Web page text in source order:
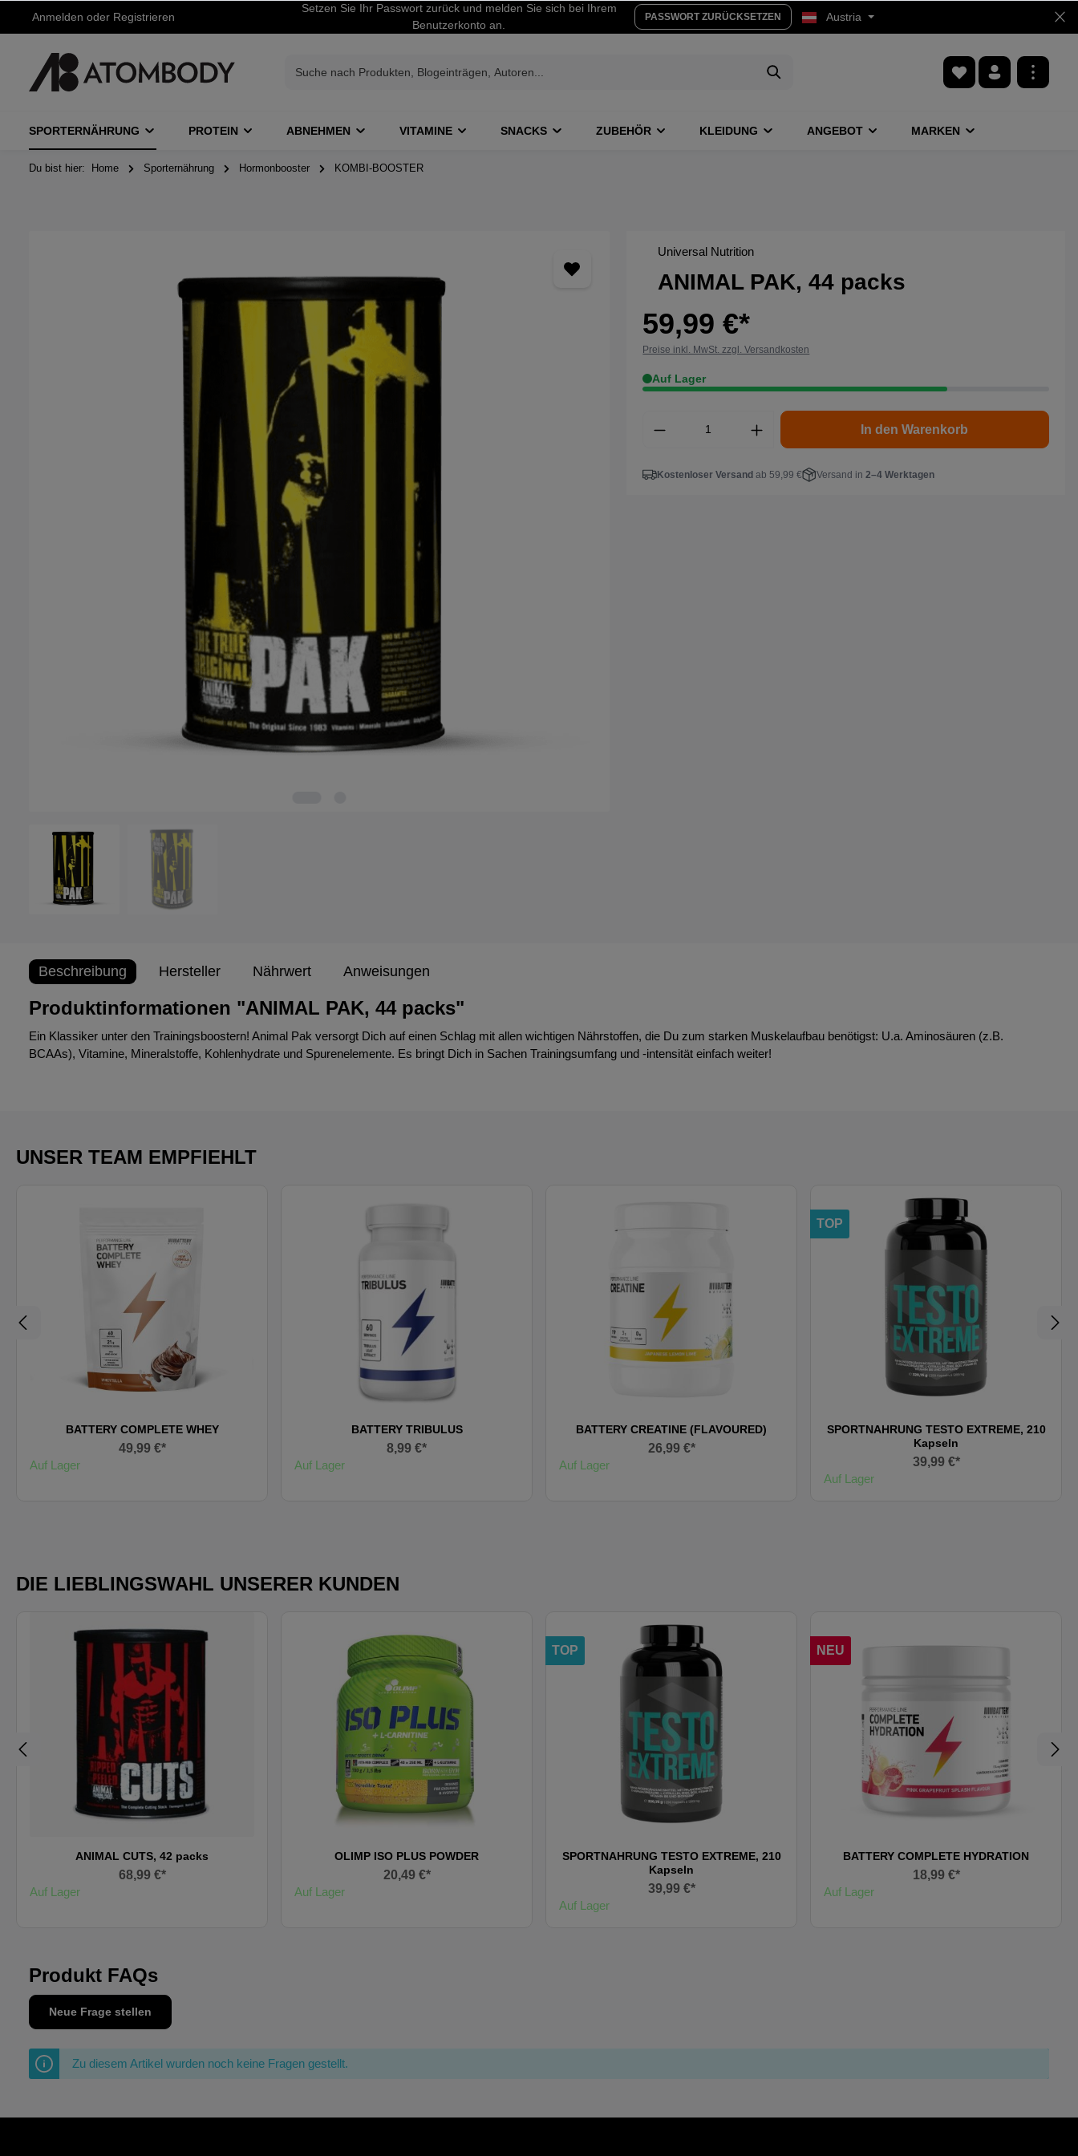
Anmelden oder Registrieren
Setzen Sie Ihr Passwort zurück und melden Sie sich bei Ihrem
Benutzerkonto an.
PASSWORT ZURÜCKSETZEN Austria
SPORTERNÄHRUNG PROTEIN ABNEHMEN VITAMINE SNACKS ZUBEHÖR KLEIDUNG ANGEBOT MARKEN
Du bist hier: Home Sporternährung Hormonbooster KOMBI-BOOSTER
Universal Nutrition
ANIMAL PAK, 44 packs
59,99 €*
Preise inkl. MwSt. zzgl. Versandkosten
Auf Lager
In den Warenkorb
Kostenloser Versand ab 59,99 € Versand in2–4 Werktagen
Beschreibung Hersteller Nährwert Anweisungen
Produktinformationen "ANIMAL PAK, 44 packs"
Ein Klassiker unter den Trainingsboostern! Animal Pak versorgt Dich auf einen Schlag mit allen wichtigen Nährstoffen, die Du zum starken Muskelaufbau benötigst: U.a. Aminosäuren (z.B.
BCAAs), Vitamine, Mineralstoffe, Kohlenhydrate und Spurenelemente. Es bringt Dich in Sachen Trainingsumfang und -intensität einfach weiter!
UNSER TEAM EMPFIEHLT
BATTERY COMPLETE WHEY
49,99 €*
Auf Lager
BATTERY TRIBULUS
8,99 €*
Auf Lager
BATTERY CREATINE (FLAVOURED)
26,99 €*
Auf Lager
TOP
SPORTNAHRUNG TESTO EXTREME, 210
Kapseln
39,99 €*
Auf Lager
DIE LIEBLINGSWAHL UNSERER KUNDEN
ANIMAL CUTS, 42 packs
68,99 €*
Auf Lager
OLIMP ISO PLUS POWDER
20,49 €*
Auf Lager
TOP
SPORTNAHRUNG TESTO EXTREME, 210
Kapseln
39,99 €*
Auf Lager
NEU
BATTERY COMPLETE HYDRATION
18,99 €*
Auf Lager
Produkt FAQs
Neue Frage stellen
Zu diesem Artikel wurden noch keine Fragen gestellt.